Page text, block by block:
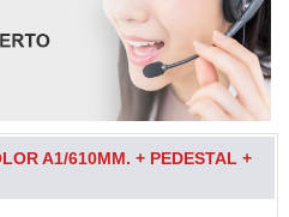
A1/610MM. + PEDESTAL +